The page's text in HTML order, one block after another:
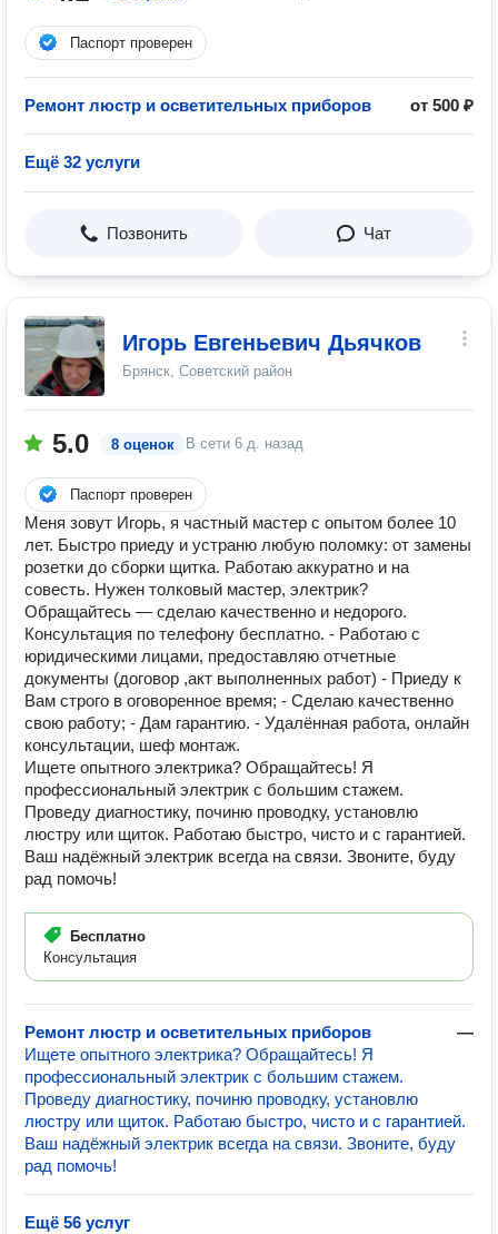
Паспорт проверен
Ремонт люстр и осветительных приборов от 500 ₽
Ещё 32 услуги
Позвонить Чат
Игорь Евгеньевич Дьячков
Брянск, Советский район
5.0 8 оценок В сети 6 д. назад
Паспорт проверен
Меня зовут Игорь, я частный мастер с опытом более 10
лет. Быстро приеду и устраню любую поломку: от замены
розетки до сборки щитка. Работаю аккуратно и на
совесть. Нужен толковый мастер, электрик?
Обращайтесь — сделаю качественно и недорого.
Консультация по телефону бесплатно. - Работаю с
юридическими лицами, предоставляю отчетные
документы (договор ,акт выполненных работ) - Приеду к
Вам строго в oговорeннoe врeмя; - Cделаю качеcтвeнно
cвoю рабoту; - Дам гapантию. - Удалённая работа, онлайн
консультации, шеф монтаж.
Ищете опытного электрика? Обращайтесь! Я
профессиональный электрик с большим стажем.
Проведу диагностику, починю проводку, установлю
люстру или щиток. Работаю быстро, чисто и с гарантией.
Ваш надёжный электрик всегда на связи. Звоните, буду
рад помочь!
Бесплатно
Консультация
Ремонт люстр и осветительных приборов
—
Ищете опытного электрика? Обращайтесь! Я
профессиональный электрик с большим стажем.
Проведу диагностику, починю проводку, установлю
люстру или щиток. Работаю быстро, чисто и с гарантией.
Ваш надёжный электрик всегда на связи. Звоните, буду
рад помочь!
Ещё 56 услуг